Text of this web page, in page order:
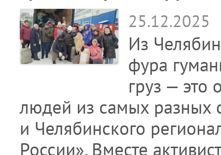
25.12.2025
Из
фура
груз — это
людей из самых разных
и Челябинского
России». Вместе